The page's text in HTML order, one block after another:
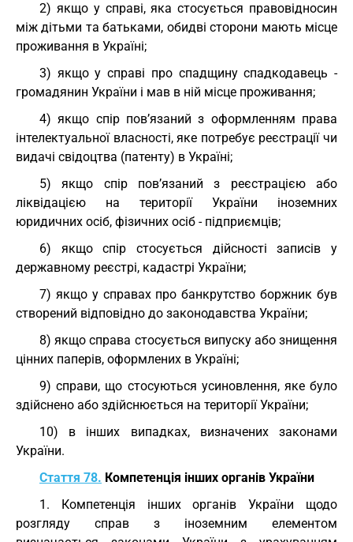
2) якщо у справі, яка стосується правовідносин
між дітьми та батьками, обидві сторони мають місце
проживання в Україні;
3) якщо у справі про спадщину спадкодавець -
громадянин України і мав в ній місце проживання;
4) якщо спір пов’язаний з оформленням права
інтелектуальної власності, яке потребує реєстрації чи
видачі свідоцтва (патенту) в Україні;
5) якщо спір пов’язаний з реєстрацією або
ліквідацією на території України іноземних
юридичних осіб, фізичних осіб - підприємців;
6) якщо спір стосується дійсності записів у
державному реєстрі, кадастрі України;
7) якщо у справах про банкрутство боржник був
створений відповідно до законодавства України;
8) якщо справа стосується випуску або знищення
цінних паперів, оформлених в Україні;
9) справи, що стосуються усиновлення, яке було
здійснено або здійснюється на території України;
10) в інших випадках, визначених законами
України.
Стаття 78. Компетенція інших органів України
1. Компетенція інших органів України щодо
розгляду справ з іноземним елементом